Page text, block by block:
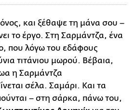
και ξέθαψε τη μάνα σου –
το έργο. Στη Σαρμάντζα, ένα
που λόγω του εδάφους
τιτάνιου μωρού. Βέβαια,
η Σαρμάντζα
σέλα. Σαμάρι. Και τα
– στη σάρκα, πάνω του,